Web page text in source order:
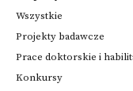
Wszystkie
Projekty badawcze
Prace doktorskie i
Konkursy